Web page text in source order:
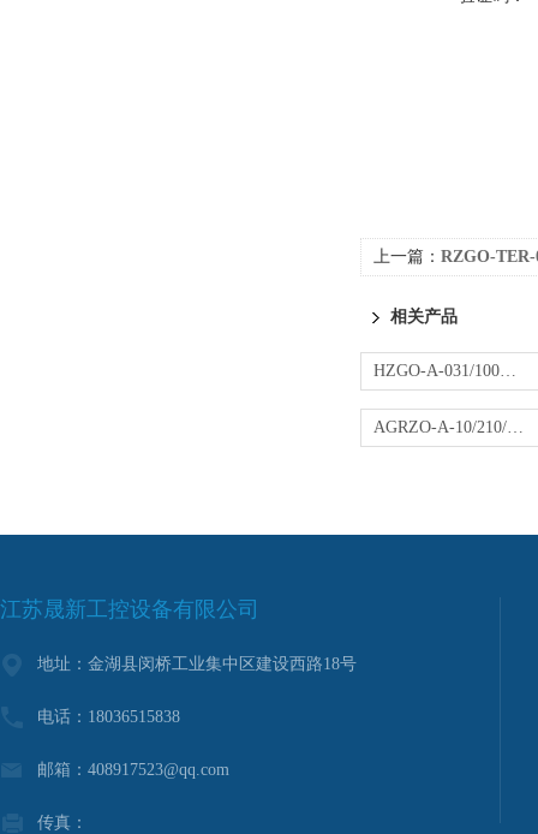
上一篇： RZGO-TER-
相关产品
HZGO-A-031/100阿托斯先导减压阀 ATOS液压阀
AGRZO-A-10/210/R阿托斯直动减压阀
江苏晟新工控设备有限公司
地址：金湖县闵桥工业集中区建设西路18号
电话：18036515838
邮箱：408917523@qq.com
传真：